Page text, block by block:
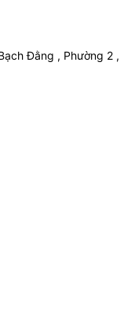
Đằng , Phường 2 ,